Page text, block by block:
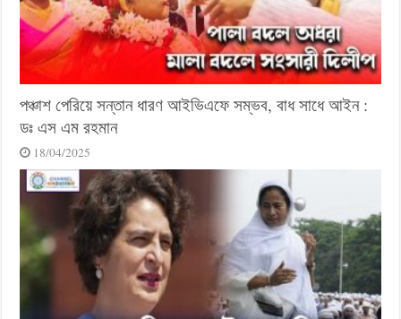
পঞ্চাশ পেরিয়ে সন্তান ধারণ আইভিএফে সম্ভব, বাধ সাধে আইন :
ডঃ এস এম রহমান
18/04/2025